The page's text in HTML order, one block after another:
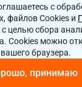
Победы,
с
файлов Cookies и
с целью сбора
Cookies можно
браузера.
принимаю